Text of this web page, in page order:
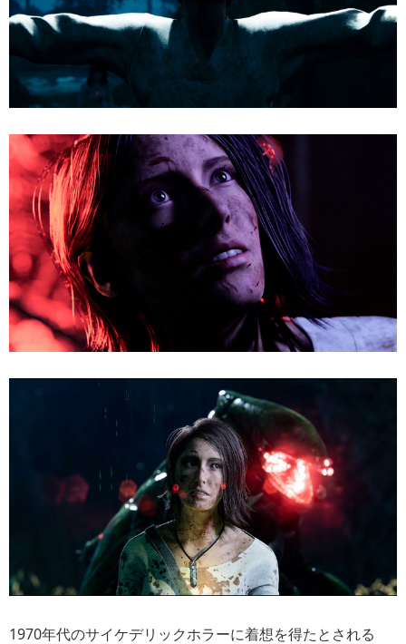
1970年代のサイケデリックホラーに着想を得たとされる